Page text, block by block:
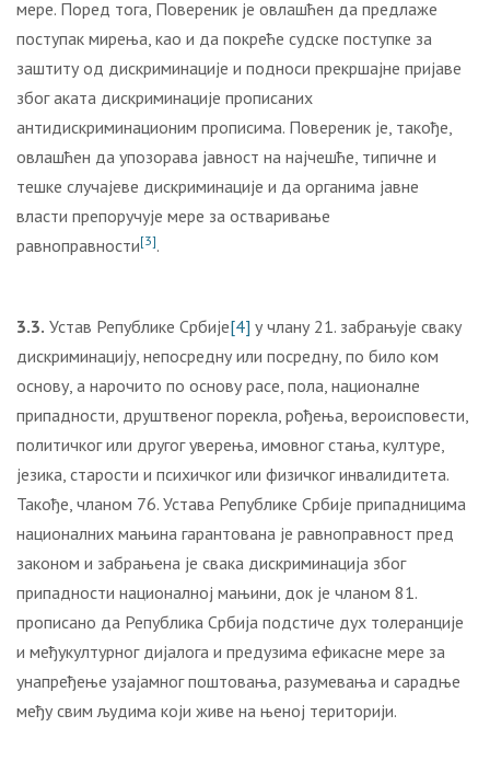
мере. Поред тога, Повереник је овлашћен да предлаже
поступак мирења, као и да покреће судске поступке за
заштиту од дискриминације и подноси прекршајне пријаве
због аката дискриминације прописаних
антидискриминационим прописима. Повереник је, такође,
овлашћен да упозорава јавност на најчешће, типичне и
тешке случајеве дискриминације и да органима јавне
власти препоручује мере за остваривање
равноправности[3].
3.3. Устав Републике Србије[4] у члану 21. забрањује сваку
дискриминацију, непосредну или посредну, по било ком
основу, а нарочито по основу расе, пола, националне
припадности, друштвеног порекла, рођења, вероисповести,
политичког или другог уверења, имовног стања, културе,
језика, старости и психичког или физичког инвалидитета.
Такође, чланом 76. Устава Републике Србије припадницима
националних мањина гарантована је равноправност пред
законом и забрањена је свака дискриминација због
припадности националној мањини, док је чланом 81.
прописано да Република Србија подстиче дух толеранције
и међукултурног дијалога и предузима ефикасне мере за
унапређење узајамног поштовања, разумевања и сарадње
међу свим људима који живе на њеној територији.